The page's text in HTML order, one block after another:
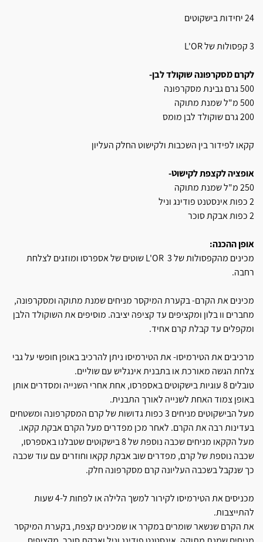
24 יחידות בישקוטים
3 קפסולות של L'OR
לקרם מסקרפונה שוקולד לבן-
500 גרם גבינת מסקרפונה
500 מ"ל שמנת מתוקה
200 גרם שוקולד לבן מומס
קקאו לפידור בין השכבות ולקישוט החלק העליון
אופציה לקצפת לקישוט-
250 מ"ל שמנת מתוקה
2 כפות אינסטנט פודינג וניל
2 כפות אבקת סוכר
אופן ההכנה:
מכינים מהקפסולות של L'OR 3 שוטים של אספרסו ומוזגים לצלחת
רחבה.
מכינים את הקרם- בקערת המיקסר מניחים שמנת מתוקה ומסקרפונה,
מחברים וו בלון ומקציפים עד קציפה יציבה. מוסיפים את השוקולד הלבן
ומקפלים עד קבלת קרם אחיד.
מרכיבים את הטירמיסו- את הטירמיסו ניתן להרכיב באופן חופשי על גבי
צלחת הגשה מאורכת או בתבנית אינגליש עם שוליים.
טובלים 8 עוגיות בישקוטים באספרסו, אחת אחרי השנייה ומסדרים אותן
באופן צמוד האחת לשנייה לאורך התבנית.
מעל הבישקוטים מניחים 3 כפות גדושות של קרם המסקרפונה ומשטחים
בעדינות רבה את הקרם. לאחר מכן מפדרים מעל הקרם אבקת קקאו.
מעל הקקאו מניחים שכבה נוספת של 8 בישקוטים שטבלנו באספרסו,
שכבה נוספת של קרם, מפדרים שוב אבקת קקאו וחוזרים עם עוד שכבה
כך שנקבל בשכבה העליונה קרם מסקרפונה חלק.
מכניסים את הטירמיסו לקירור למשך הלילה או לפחות ל-4 שעות
להתייצבות.
את הקרם שנשאר שומרים במקרר או שמכינים קצפת, בקערת המיקסר